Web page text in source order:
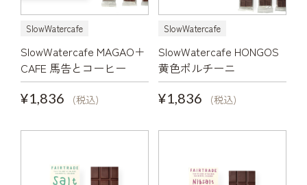
SlowWatercafe
SlowWatercafe MAGAO＋
CAFE 馬告とコーヒー
¥1,836
(税込)
SlowWatercafe
SlowWatercafe HONGOS
黄色ポルチーニ
¥1,836
(税込)